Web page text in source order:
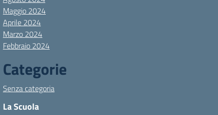
Maggio 2024
Aprile 2024
Marzo 2024
Febbraio 2024
Categorie
Senza categoria
La Scuola